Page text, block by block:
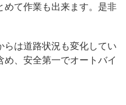
めて作業も出来ます。是非
らは道路状況も変化してい
、安全第一でオートバイ